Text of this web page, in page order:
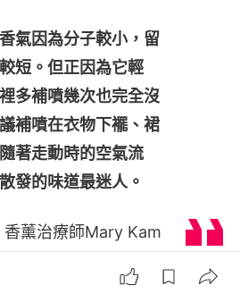
氣因為分子較小，留
短。但正因為它輕
多補噴幾次也完全沒
補噴在衣物下襬、裙
著走動時的空氣流
發的味道最迷人。
香薰治療師Mary Kam